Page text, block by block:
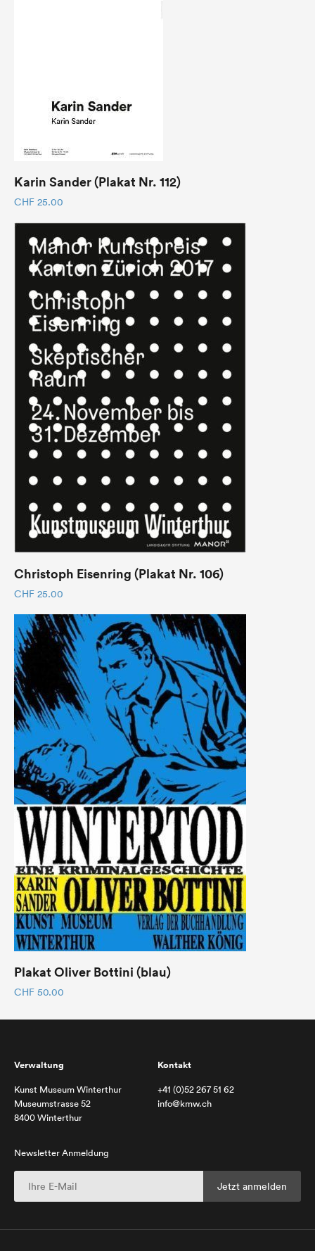
Karin Sander (Plakat Nr. 112)
CHF 25.00
Christoph Eisenring (Plakat Nr. 106)
CHF 25.00
Plakat Oliver Bottini (blau)
CHF 50.00
Verwaltung
Kunst Museum Winterthur
Museumstrasse 52
8400 Winterthur
Kontakt
+41 (0)52 267 51 62
info@kmw.ch
Newsletter Anmeldung